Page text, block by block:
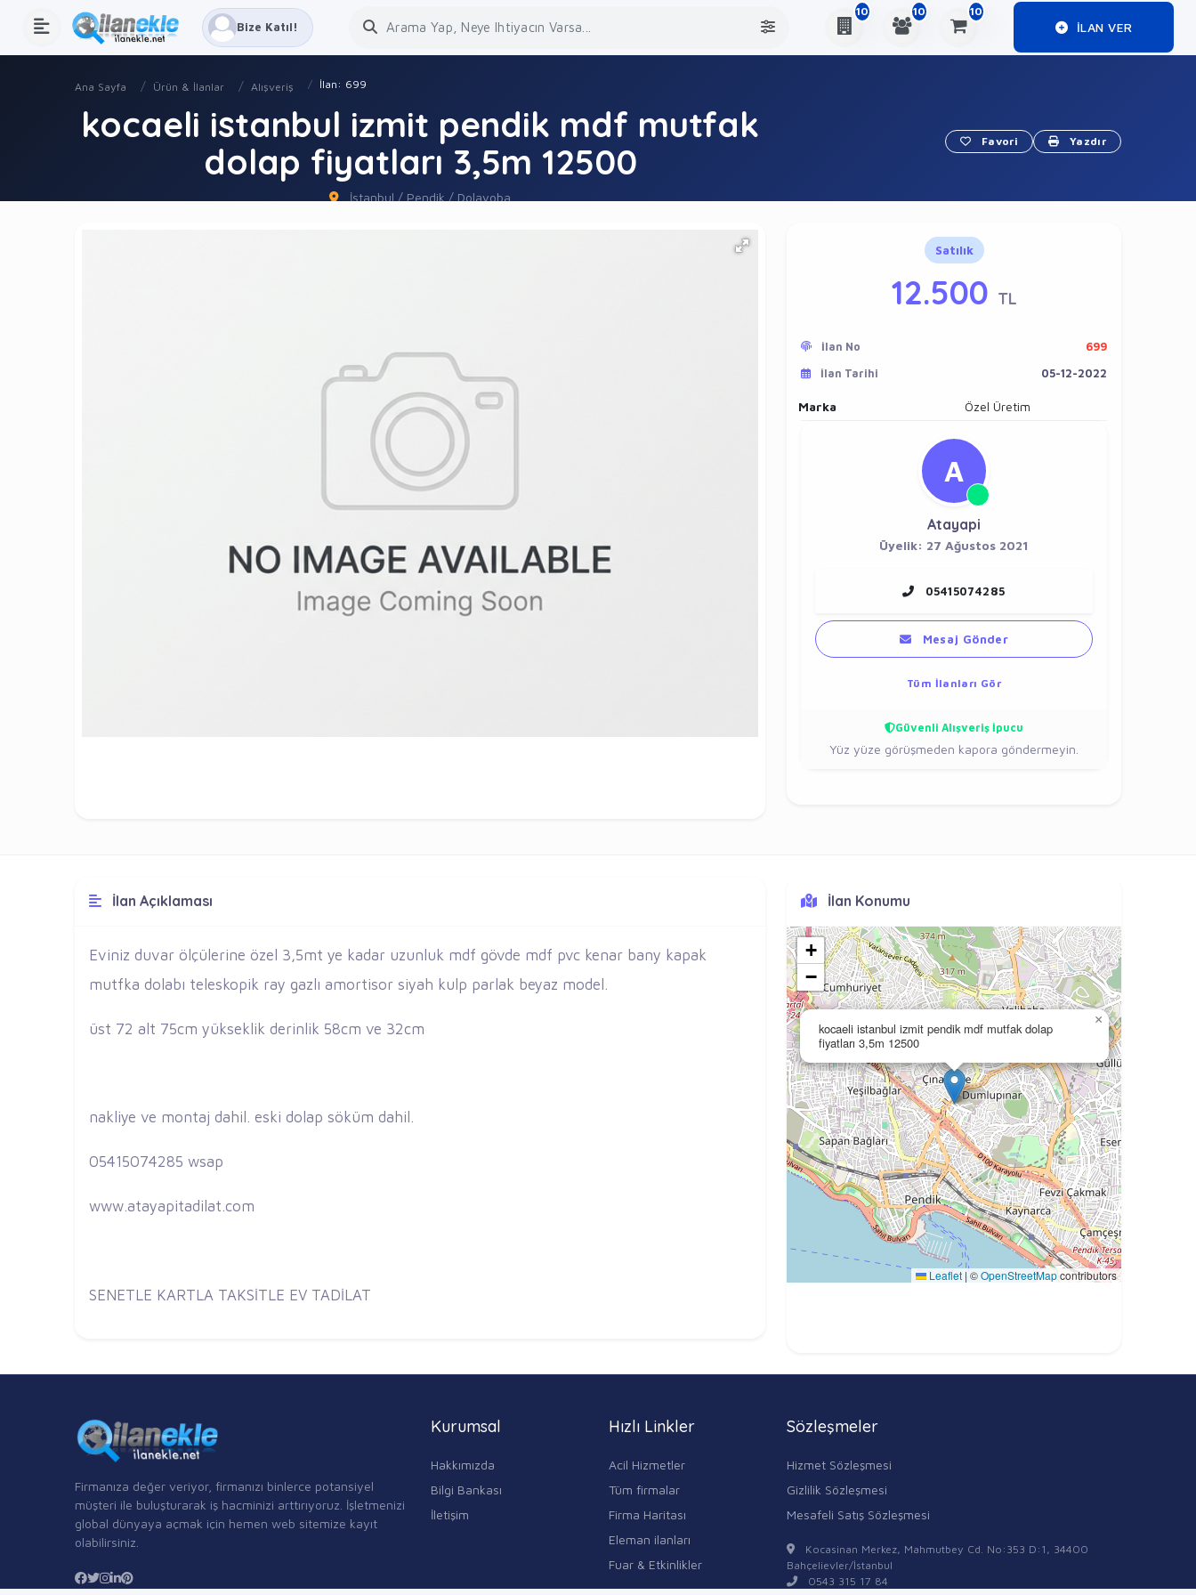
Bize Katıl!
10 10 10
ILAN VER
Ana Sayfa Ürün & İlanlar Alışveriş İlan: 699
kocaeli istanbul izmit pendik mdf mutfak
dolap fiyatları 3,5m 12500
İstanbul / Pendik / Dolayoba
Favori Yazdır
Satılık
12.500 TL
İlan No
699
İlan Tarihi
05-12-2022
Marka Özel Üretim
A
Atayapi
Üyelik: 27 Ağustos 2021
05415074285
Mesaj Gönder
Tüm İlanları Gör
Güvenli Alışveriş İpucu
Yüz yüze görüşmeden kapora göndermeyin.
İlan Açıklaması
Eviniz duvar ölçülerine özel 3,5mt ye kadar uzunluk mdf gövde mdf pvc kenar bany kapak
mutfka dolabı teleskopik ray gazlı amortisor siyah kulp parlak beyaz model.
üst 72 alt 75cm yükseklik derinlik 58cm ve 32cm
nakliye ve montaj dahil. eski dolap söküm dahil.
05415074285 wsap
www.atayapitadilat.com
SENETLE KARTLA TAKSİTLE EV TADİLAT
İlan Konumu
kocaeli istanbul izmit pendik mdf mutfak dolap
fiyatları 3,5m 12500
×
+
−
Leaflet | ©OpenStreetMapcontributors
Firmanıza değer veriyor, firmanızı binlerce potansiyel
müşteri ile buluşturarak iş hacminizi arttırıyoruz. İşletmenizi
global dünyaya açmak için hemen web sitemize kayıt
olabilirsiniz.
Kurumsal
Hakkımızda
Bilgi Bankası
İletişim
Hızlı Linkler
Acil Hizmetler
Tüm firmalar
Firma Haritası
Eleman ilanları
Fuar & Etkinlikler
Sözleşmeler
Hizmet Sözleşmesi
Gizlilik Sözleşmesi
Mesafeli Satış Sözleşmesi
Kocasinan Merkez, Mahmutbey Cd. No:353 D:1, 34400
Bahçelievler/İstanbul
0543 315 17 84